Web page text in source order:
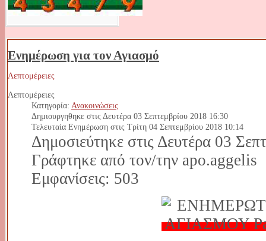
Ενημέρωση για τον Αγιασμό
Λεπτομέρειες
Λεπτομέρειες
Κατηγορία: Ανακοινώσεις
Δημιουργηθηκε στις Δευτέρα 03 Σεπτεμβρίου 2018 16:30
Τελευταία Ενημέρωση στις Τρίτη 04 Σεπτεμβρίου 2018 10:14
Δημοσιεύτηκε στις Δευτέρα 03
Γράφτηκε από τον/την apo.aggelis
Εμφανίσεις: 503